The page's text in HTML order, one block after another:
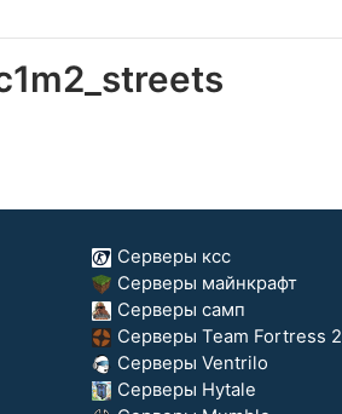
Серверы ксс
Серверы майнкрафт
Серверы самп
Серверы Team Fortress 2
Серверы Ventrilo
Серверы Hytale